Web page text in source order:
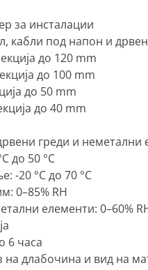
за инсталации
кабли под напон и
до 120 mm
до 100 mm
до 50 mm
до 40 mm
греди и неметални
до 50 °C
-20 °C до 70 °C
0–85% RH
елементи: 0–60%
6 часа
на длабочина и вид на